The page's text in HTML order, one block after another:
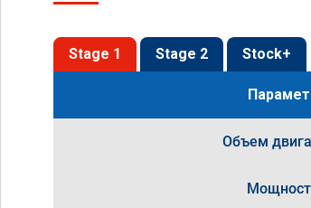
Stage 1 Stage 2 Stock+
Объем